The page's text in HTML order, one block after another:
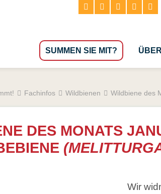
Navigation
überspringen
SUMMEN SIE MIT?
Die Westliche
Fachinfos Wildbienen Wildbiene des
DES MONATS
Wir